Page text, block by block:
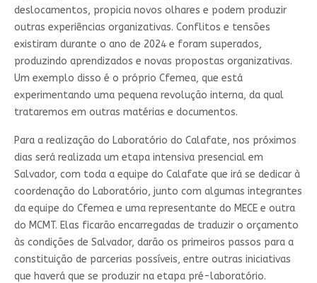
deslocamentos, propicia novos olhares e podem produzir
outras experiências organizativas. Conflitos e tensões
existiram durante o ano de 2024 e foram superados,
produzindo aprendizados e novas propostas organizativas.
Um exemplo disso é o próprio Cfemea, que está
experimentando uma pequena revolução interna, da qual
trataremos em outras matérias e documentos.
Para a realização do Laboratório do Calafate, nos próximos
dias será realizada um etapa intensiva presencial em
Salvador, com toda a equipe do Calafate que irá se dedicar à
coordenação do Laboratório, junto com algumas integrantes
da equipe do Cfemea e uma representante do MECE e outra
do MCMT. Elas ficarão encarregadas de traduzir o orçamento
às condições de Salvador, darão os primeiros passos para a
constituição de parcerias possíveis, entre outras iniciativas
que haverá que se produzir na etapa pré-laboratório.